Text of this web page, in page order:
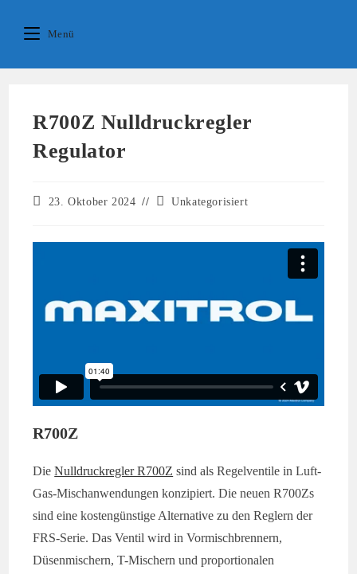
Inhalt
Menü
R700Z Nulldruckregler
Regulator
Beitrag
23. Oktober 2024
Beitrags-
Unkategorisiert
R700Z
DieNulldruckregler R700Z sind als Regelventile in Luft-
Gas-Mischanwendungen konzipiert. Die neuen R700Zs
sind eine kostengünstige Alternative zu den Reglern der
FRS-Serie. Das Ventil wird in Vormischbrennern,
Düsenmischern, T-Mischern und proportionalen